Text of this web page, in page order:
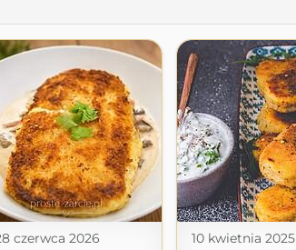
czerwca 2026
10 kwietnia 2025